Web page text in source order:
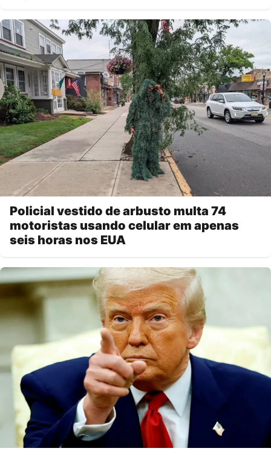
Policial vestido de arbusto multa 74
motoristas usando celular em apenas
seis horas nos EUA